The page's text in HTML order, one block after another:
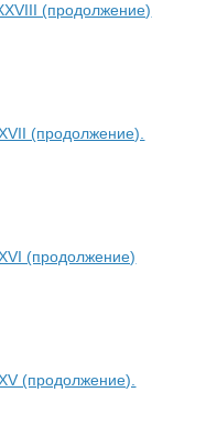
(продолжение)
(продолжение).
(продолжение)
(продолжение).